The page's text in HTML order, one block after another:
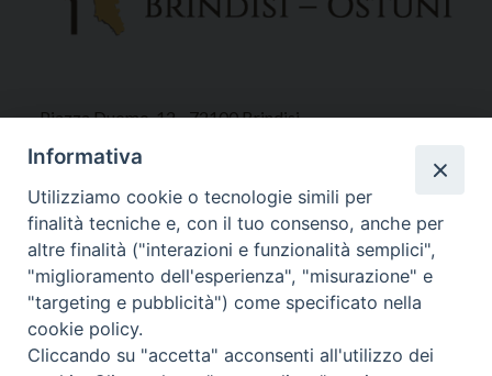
Piazza Duomo, 12 - 72100 Brindisi
Tel 0831.521958
Fax 0831.528315
Orari Curia
Mar. / Mer. / Giov. ore 9 - 13
nei mesi estivi solo Martedì ore 9 - 13
Informativa
Utilizziamo cookie o tecnologie simili per
finalità tecniche e, con il tuo consenso, anche per
altre finalità ("interazioni e funzionalità semplici",
"miglioramento dell'esperienza", "misurazione" e
"targeting e pubblicità") come specificato nella
cookie policy.
Cliccando su "accetta" acconsenti all'utilizzo dei